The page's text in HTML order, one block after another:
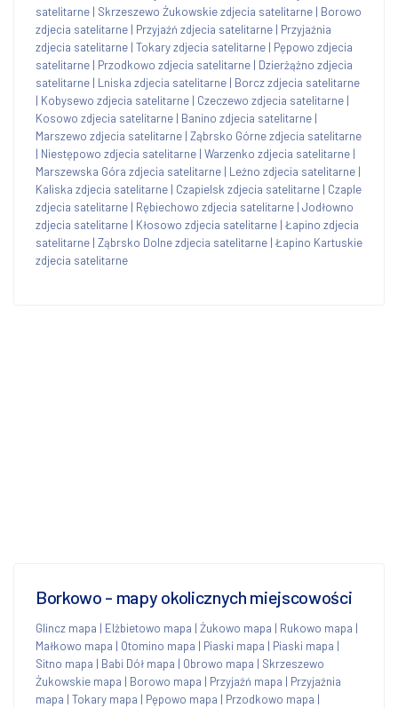
satelitarne | Skrzeszewo Żukowskie zdjecia satelitarne | Borowo
zdjecia satelitarne | Przyjaźń zdjecia satelitarne | Przyjaźnia
zdjecia satelitarne | Tokary zdjecia satelitarne | Pępowo zdjecia
satelitarne | Przodkowo zdjecia satelitarne | Dzierżążno zdjecia
satelitarne | Lniska zdjecia satelitarne | Borcz zdjecia satelitarne
| Kobysewo zdjecia satelitarne | Czeczewo zdjecia satelitarne |
Kosowo zdjecia satelitarne | Banino zdjecia satelitarne |
Marszewo zdjecia satelitarne | Ząbrsko Górne zdjecia satelitarne
| Niestępowo zdjecia satelitarne | Warzenko zdjecia satelitarne |
Marszewska Góra zdjecia satelitarne | Leźno zdjecia satelitarne |
Kaliska zdjecia satelitarne | Czapielsk zdjecia satelitarne | Czaple
zdjecia satelitarne | Rębiechowo zdjecia satelitarne | Jodłowno
zdjecia satelitarne | Kłosowo zdjecia satelitarne | Łapino zdjecia
satelitarne | Ząbrsko Dolne zdjecia satelitarne | Łapino Kartuskie
zdjecia satelitarne
Borkowo - mapy okolicznych miejscowości
Glincz mapa | Elżbietowo mapa | Żukowo mapa | Rukowo mapa |
Małkowo mapa | Otomino mapa | Piaski mapa | Piaski mapa |
Sitno mapa | Babi Dół mapa | Obrowo mapa | Skrzeszewo
Żukowskie mapa | Borowo mapa | Przyjaźń mapa | Przyjaźnia
mapa | Tokary mapa | Pępowo mapa | Przodkowo mapa |